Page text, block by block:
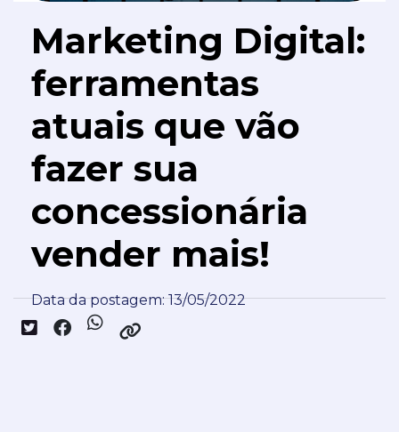
Marketing Digital:
ferramentas
atuais que vão
fazer sua
concessionária
vender mais!
Data da postagem: 13/05/2022